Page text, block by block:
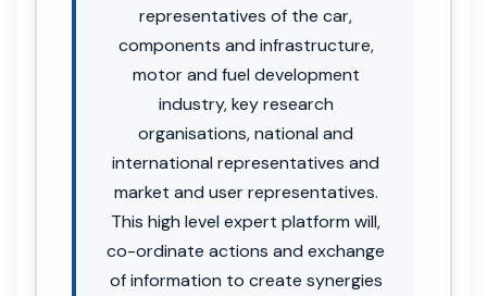
representatives of the car,
components and infrastructure,
motor and fuel development
industry, key research
organisations, national and
international representatives and
market and user representatives.
This high level expert platform will,
co-ordinate actions and exchange
of information to create synergies